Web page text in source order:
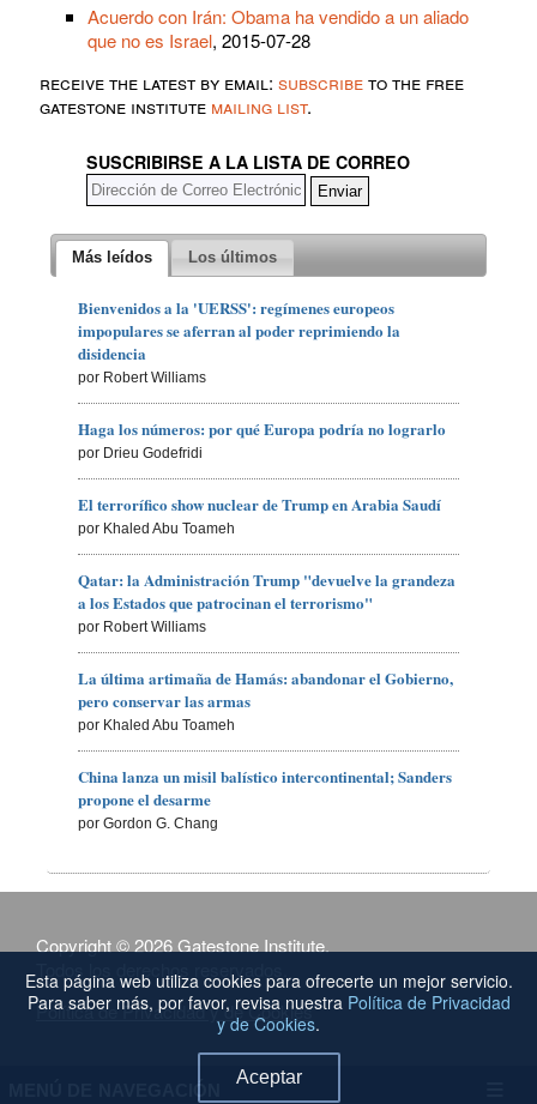
Acuerdo con Irán: Obama ha vendido a un aliado
que no es Israel, 2015-07-28
receive the latest by email: subscribeto the free
gatestone institute mailing list.
SUSCRIBIRSE A LA LISTA DE CORREO
Más leídos Los últimos
Bienvenidos a la 'UERSS': regímenes europeos
impopulares se aferran al poder reprimiendo la
disidencia
por Robert Williams
Haga los números: por qué Europa podría no lograrlo
por Drieu Godefridi
El terrorífico show nuclear de Trump en Arabia Saudí
por Khaled Abu Toameh
Qatar: la Administración Trump "devuelve la grandeza
a los Estados que patrocinan el terrorismo"
por Robert Williams
La última artimaña de Hamás: abandonar el Gobierno,
pero conservar las armas
por Khaled Abu Toameh
China lanza un misil balístico intercontinental; Sanders
propone el desarme
por Gordon G. Chang
Copyright © 2026 Gatestone Institute.
Todos los derechos reservados.
Política de Privacidad y de Cookies
Esta página web utiliza cookies para ofrecerte un mejor servicio.
Para saber más, por favor, revisa nuestra Política de Privacidad
y de Cookies.
Aceptar